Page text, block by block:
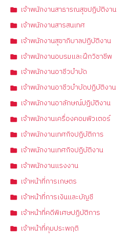
เจ้าพนักงานสาธารณสุขปฏิบัติงาน
เจ้าพนักงานสารสนเทศ
เจ้าพนักงานสุขาภิบาลปฏิบัติงาน
เจ้าพนักงานอบรมและฝึกวิชาชีพ
เจ้าพนักงานอาชีวบำบัด
เจ้าพนักงานอาชีวบำบัดปฏิบัติงาน
เจ้าพนักงานอาลักษณ์ปฏิบัติงาน
เจ้าพนักงานเครื่องคอมพิวเตอร์
เจ้าพนักงานเทศกิจปฏิบัติการ
เจ้าพนักงานเทศกิจปฏิบัติงาน
เจ้าพนักงานแรงงาน
เจ้าหน้าที่การเกษตร
เจ้าหน้าที่การเงินและบัญชี
เจ้าหน้าที่คดีพิเศษปฏิบัติการ
เจ้าหน้าที่คุมประพฤติ